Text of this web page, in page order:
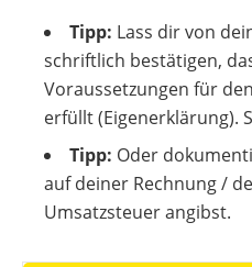
Tipp: Lass dir von
schriftlich bestätigen,
Voraussetzungen für
erfüllt (Eigenerklärung).
Tipp: Oder
auf deiner Rechnung /
Umsatzsteuer angibst.